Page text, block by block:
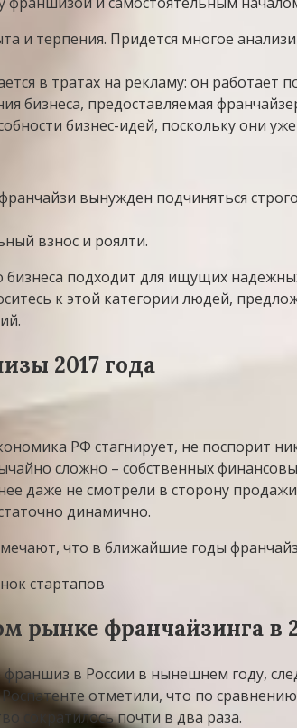
и терпения. Придется многое
в тратах на рекламу: он
бизнеса, предоставляемая
бизнес-идей, поскольку они
вынужден подчиняться
взнос и роялти.
подходит для ищущих
к этой категории людей,
2017 года
РФ стагнирует, не поспорит
сложно – собственных
даже не смотрели в сторону
динамично.
что в ближайшие годы
рынке франчайзинга в
в России в нынешнем году,
отметили, что по
сократилось почти в два раза.